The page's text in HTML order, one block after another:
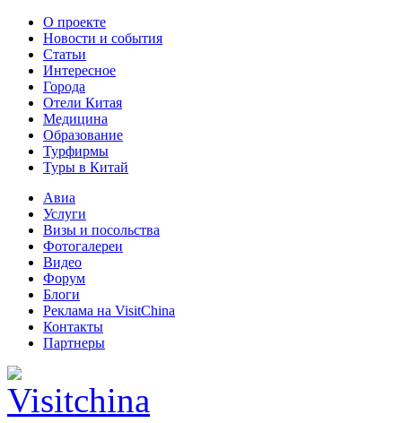
О проекте
Новости и события
Статьи
Интересное
Города
Отели Китая
Медицина
Образование
Турфирмы
Туры в Китай
Авиа
Услуги
Визы и посольства
Фотогалереи
Видео
Форум
Блоги
Реклама на VisitChina
Контакты
Партнеры